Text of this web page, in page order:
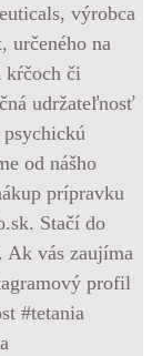
výrobca
určeného na
kŕčoch či
udržateľnosť
od nášho
prípravku
Stačí do
vás zaujíma
profil
#tetania